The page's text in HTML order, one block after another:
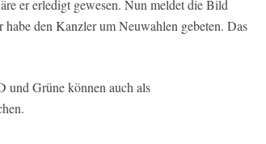
er erledigt gewesen. Nun meldet die Bild
den Kanzler um Neuwahlen gebeten. Das
und Grüne können auch als